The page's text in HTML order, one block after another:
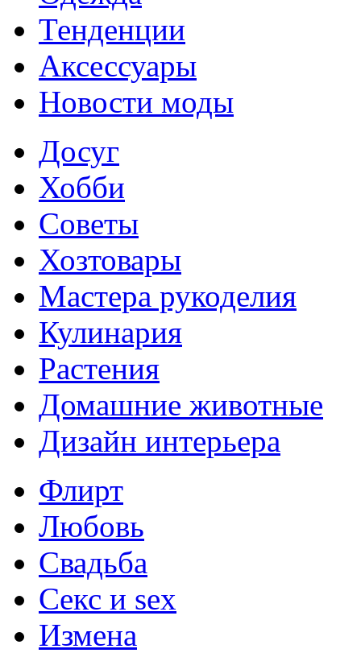
Тенденции
Аксессуары
Новости моды
Досуг
Хобби
Советы
Хозтовары
Мастера рукоделия
Кулинария
Растения
Домашние животные
Дизайн интерьера
Флирт
Любовь
Свадьба
Секс и sex
Измена